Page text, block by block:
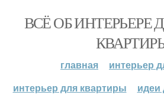
ВСЁ ОБ ИНТЕРЬЕРЕ
главная
интерьер
интерьер для квартиры
идеи